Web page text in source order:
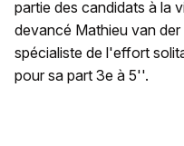
partie des candidats à la
devancé Mathieu van
spécialiste de l'effort
pour sa part 3e à 5''.